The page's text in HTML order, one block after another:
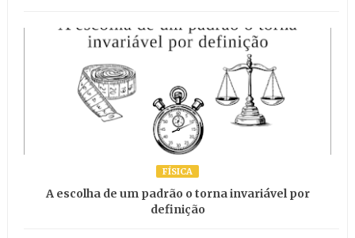
FÍSICA
A escolha de um padrão o torna invariável por
definição